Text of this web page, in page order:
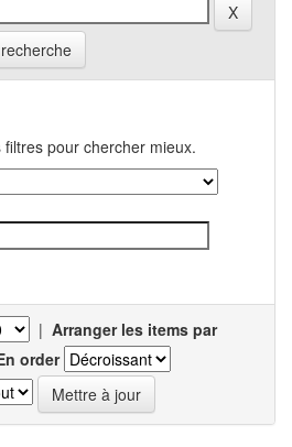
pour chercher mieux.
| Arranger les items par
order